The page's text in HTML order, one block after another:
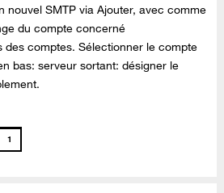
nouvel SMTP via Ajouter, avec comme
du compte concerné
des comptes. Sélectionner le compte
bas: serveur sortant: désigner le
1